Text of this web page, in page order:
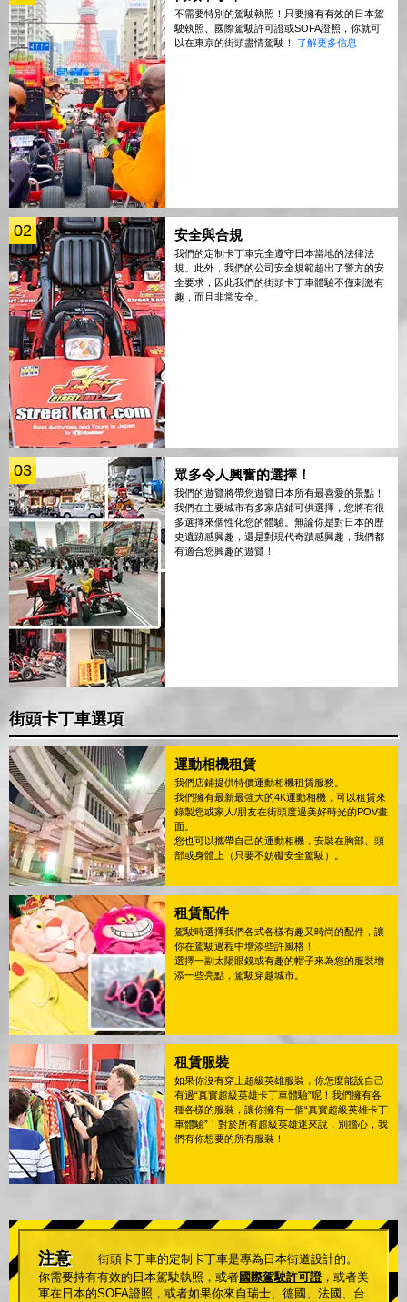
不需要特別的駕駛執照！只要擁有有效的日本駕
駛執照、國際駕駛許可證或SOFA證照，你就可
以在東京的街頭盡情駕駛！ 了解更多信息
02 安全與合規
我們的定制卡丁車完全遵守日本當地的法律法
規。此外，我們的公司安全規範超出了警方的安
全要求，因此我們的街頭卡丁車體驗不僅刺激有
趣，而且非常安全。
03 眾多令人興奮的選擇！
我們的遊覽將帶您遊覽日本所有最喜愛的景點！
我們在主要城市有多家店鋪可供選擇，您將有很
多選擇來個性化您的體驗。無論你是對日本的歷
史遺跡感興趣，還是對現代奇蹟感興趣，我們都
有適合您興趣的遊覽！
街頭卡丁車選項
運動相機租賃
我們店鋪提供特價運動相機租賃服務。
我們擁有最新最強大的4K運動相機，可以租賃來
錄製您或家人/朋友在街頭度過美好時光的POV畫
面。
您也可以攜帶自己的運動相機，安裝在胸部、頭
部或身體上（只要不妨礙安全駕駛）。
租賃配件
駕駛時選擇我們各式各樣有趣又時尚的配件，讓
你在駕駛過程中增添些許風格！
選擇一副太陽眼鏡或有趣的帽子來為您的服裝增
添一些亮點，駕駛穿越城市。
租賃服裝
如果你沒有穿上超級英雄服裝，你怎麼能說自己
有過“真實超級英雄卡丁車體驗”呢！我們擁有各
種各樣的服裝，讓你擁有一個“真實超級英雄卡丁
車體驗”！對於所有超級英雄迷來說，別擔心，我
們有你想要的所有服裝！
注意
街頭卡丁車的定制卡丁車是專為日本街道設計的。
你需要持有有效的日本駕駛執照，或者國際駕駛許可證 ，或者美
軍在日本的SOFA證照，或者如果你來自瑞士、德國、法國、台